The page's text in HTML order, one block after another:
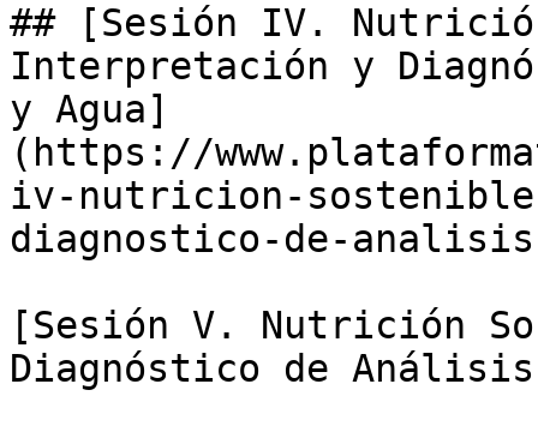
## [Sesión IV.
Interpretación y
y Agua]
(https://
iv-nutricion-
diagnostico-de-
[Sesión V. Nutrición
Diagnóstico de